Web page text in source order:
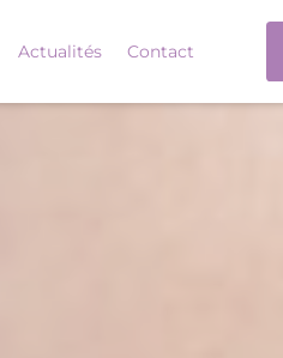
Actualités Contact